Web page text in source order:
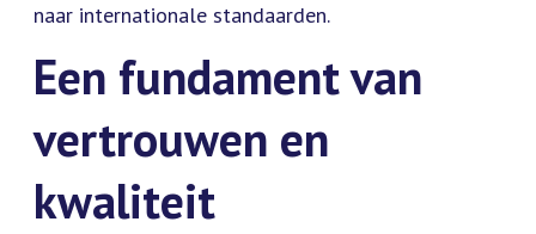
naar internationale standaarden.
Een fundament van
vertrouwen en
kwaliteit